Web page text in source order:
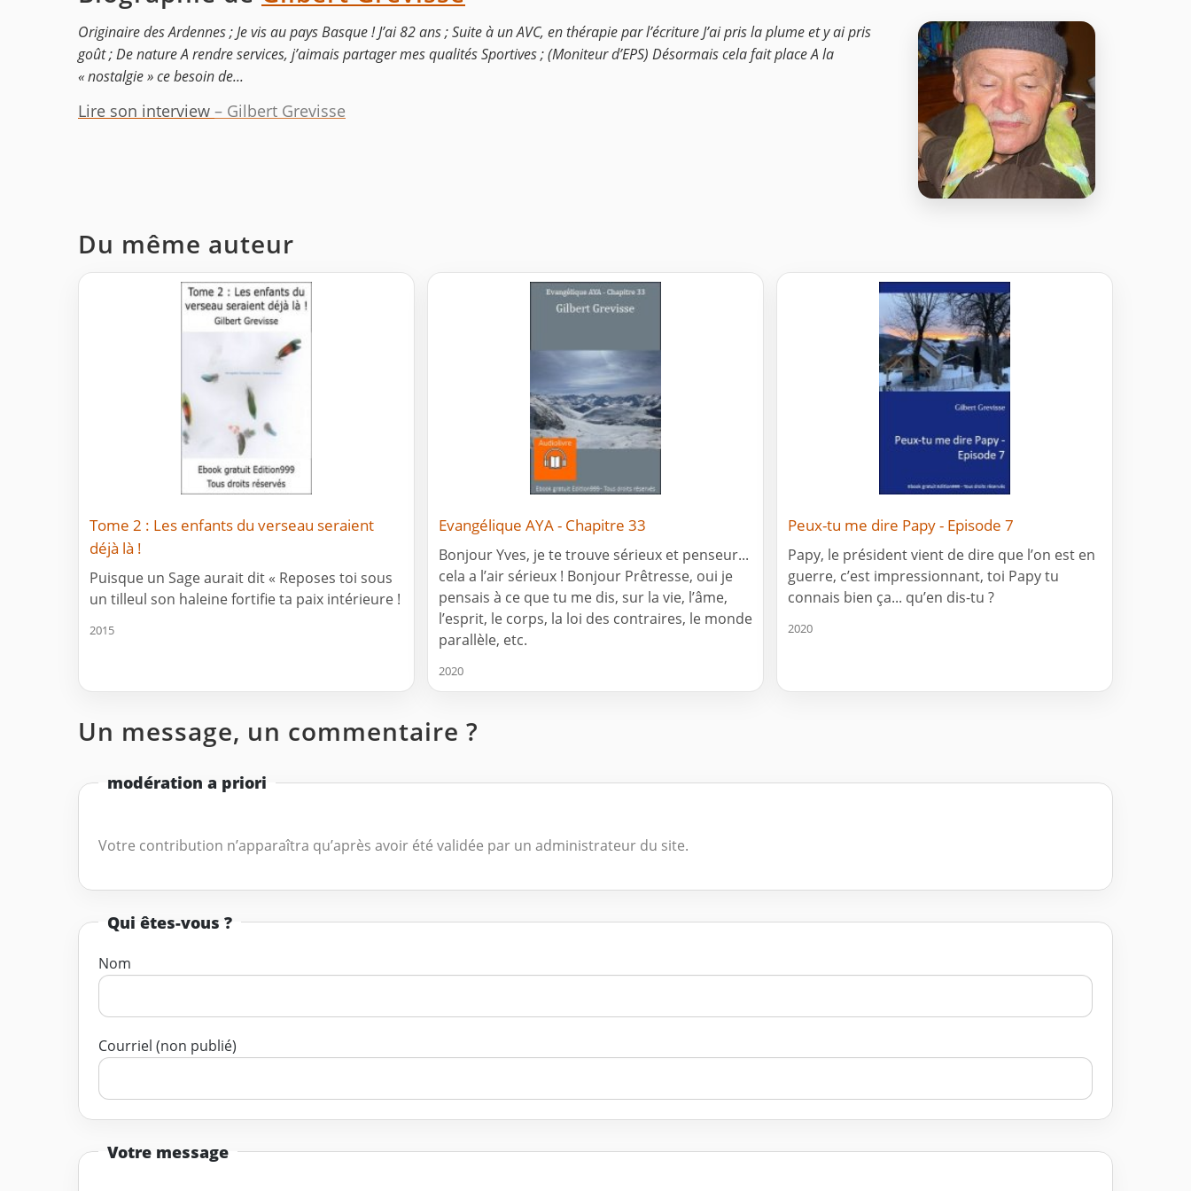
Originaire des Ardennes ; Je vis au pays Basque ! J’ai 82 ans ; Suite à un AVC, en thérapie par l’écriture J’ai pris la plume et y ai pris
goût ; De nature A rendre services, j’aimais partager mes qualités Sportives ; (Moniteur d’EPS) Désormais cela fait place A la
« nostalgie » ce besoin de...
Lire son interview – Gilbert Grevisse
Du même auteur
Tome 2 : Les enfants du verseau seraient
déjà là !
Puisque un Sage aurait dit « Reposes toi sous
un tilleul son haleine fortifie ta paix intérieure !
2015
Evangélique AYA - Chapitre 33
Bonjour Yves, je te trouve sérieux et penseur...
cela a l’air sérieux ! Bonjour Prêtresse, oui je
pensais à ce que tu me dis, sur la vie, l’âme,
l’esprit, le corps, la loi des contraires, le monde
parallèle, etc.
2020
Peux-tu me dire Papy - Episode 7
Papy, le président vient de dire que l’on est en
guerre, c’est impressionnant, toi Papy tu
connais bien ça... qu’en dis-tu ?
2020
Un message, un commentaire ?
modération a priori
Votre contribution n’apparaîtra qu’après avoir été validée par un administrateur du site.
Qui êtes-vous ?
Nom
Courriel (non publié)
Votre message